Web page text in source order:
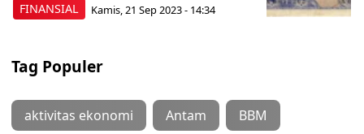
FINANSIAL Kamis, 21 Sep 2023 - 14:34
Tag Populer
aktivitas ekonomi Antam BBM